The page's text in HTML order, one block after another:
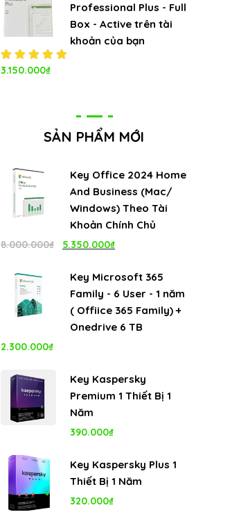
Professional Plus - Full
Box - Active trên tài
khoản của bạn
Được xếp
3.150.000₫
SẢN PHẨM MỚI
Key Office 2024 Home
And Business (Mac/
Windows) Theo Tài
Khoản Chính Chủ
8.000.000₫
Giá
là:
8.000.000₫.
5.350.000₫
tại
là:
5.350.000₫.
Key Microsoft 365
Family - 6 User - 1 năm
( Offiice 365 Family) +
Onedrive 6 TB
2.300.000₫
Key Kaspersky
Premium 1 Thiết Bị 1
Năm
390.000₫
Key Kaspersky Plus 1
Thiết Bị 1 Năm
320.000₫